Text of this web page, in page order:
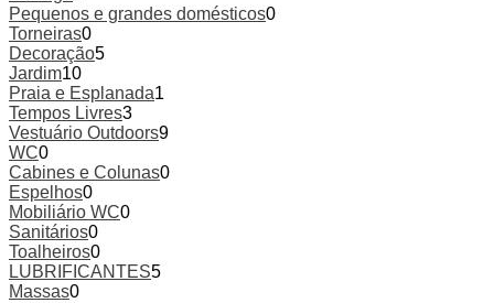
Pequenos e grandes domésticos0
Torneiras0
Decoração5
Jardim10
Praia e Esplanada1
Tempos Livres3
Vestuário Outdoors9
WC0
Cabines e Colunas0
Espelhos0
Mobiliário WC0
Sanitários0
Toalheiros0
LUBRIFICANTES5
Massas0